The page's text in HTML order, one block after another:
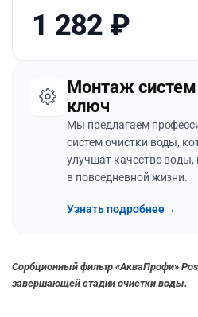
1 282 ₽
Монтаж систем
ключ
Мы предлагаем
систем очистки воды,
улучшат качество
в повседневной жизни.
Узнать подробнее→
Сорбционный фильтр «АкваПрофи»
завершающей стадии очистки воды.